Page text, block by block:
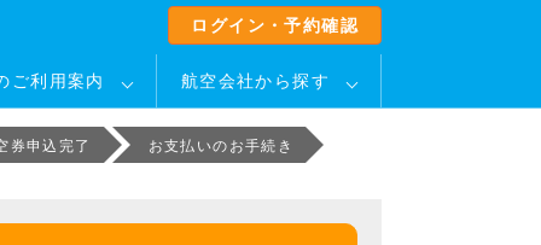
ログイン・予約確認
ご利用案内 航空会社から探す
券申込完了 お支払いのお手続き